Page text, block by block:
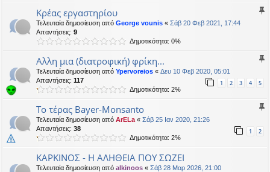
Κρέας εργαστηρίου
Τελευταία δημοσίευση από George vounis « Σάβ 20 Φεβ 2021, 17:44
Απαντήσεις: 9
Δημοτικότητα: 0%
Αλλη μια (διατροφική) φρίκη...
Τελευταία δημοσίευση από Ypervoreios « Δευ 10 Φεβ 2020, 05:01
Απαντήσεις: 117 1 2 3 4 5
Δημοτικότητα: 2%
Το τέρας Bayer-Monsanto
Τελευταία δημοσίευση από ArELa « Σάβ 25 Ιαν 2020, 21:26
Απαντήσεις: 38 1 2
Δημοτικότητα: 2%
ΚΑΡΚΙΝΟΣ - Η ΑΛΗΘΕΙΑ ΠΟΥ ΣΩΖΕΙ
Τελευταία δημοσίευση από alkinoos « Σάβ 28 Μαρ 2026, 21:00